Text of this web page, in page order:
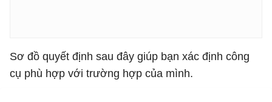
Sơ đồ quyết định sau đây giúp bạn xác định công
cụ phù hợp với trường hợp của mình.